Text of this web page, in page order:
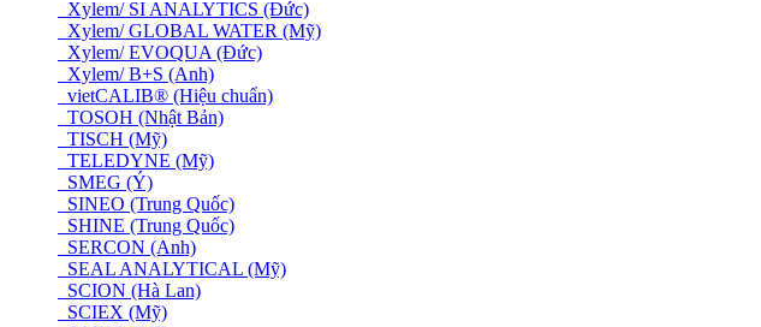
Xylem/ SI ANALYTICS (Đức)
Xylem/ GLOBAL WATER (Mỹ)
Xylem/ EVOQUA (Đức)
Xylem/ B+S (Anh)
vietCALIB® (Hiệu chuẩn)
TOSOH (Nhật Bản)
TISCH (Mỹ)
TELEDYNE (Mỹ)
SMEG (Ý)
SINEO (Trung Quốc)
SHINE (Trung Quốc)
SERCON (Anh)
SEAL ANALYTICAL (Mỹ)
SCION (Hà Lan)
SCIEX (Mỹ)